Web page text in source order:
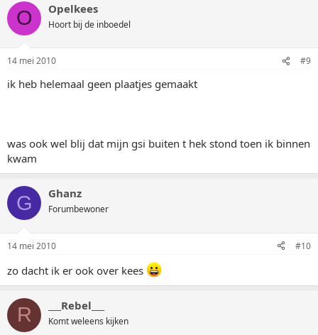
O Opelkees
Hoort bij de inboedel
14 mei 2010 #9
ik heb helemaal geen plaatjes gemaakt
was ook wel blij dat mijn gsi buiten t hek stond toen ik binnen
kwam
G Ghanz
Forumbewoner
14 mei 2010 #10
zo dacht ik er ook over kees
R ___Rebel___
Komt weleens kijken